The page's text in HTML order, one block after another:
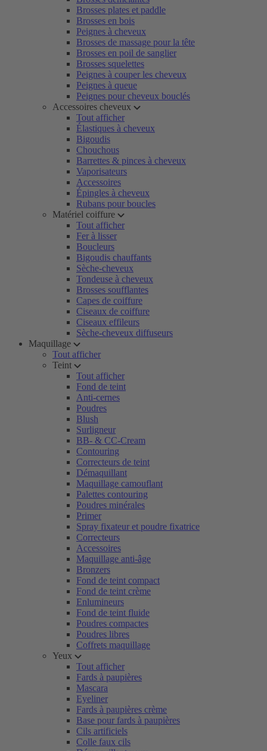
Brosses plates et paddle
Brosses en bois
Peignes à cheveux
Brosses de massage pour la tête
Brosses en poil de sanglier
Brosses squelettes
Peignes à couper les cheveux
Peignes à queue
Peignes pour cheveux bouclés
Accessoires cheveux
Tout afficher
Élastiques à cheveux
Bigoudis
Chouchous
Barrettes & pinces à cheveux
Vaporisateurs
Accessoires
Épingles à cheveux
Rubans pour boucles
Matériel coiffure
Tout afficher
Fer à lisser
Boucleurs
Bigoudis chauffants
Sèche-cheveux
Tondeuse à cheveux
Brosses soufflantes
Capes de coiffure
Ciseaux de coiffure
Ciseaux effileurs
Sèche-cheveux diffuseurs
Maquillage
Tout afficher
Teint
Tout afficher
Fond de teint
Anti-cernes
Poudres
Blush
Surligneur
BB- & CC-Cream
Contouring
Correcteurs de teint
Démaquillant
Maquillage camouflant
Palettes contouring
Poudres minérales
Primer
Spray fixateur et poudre fixatrice
Correcteurs
Accessoires
Maquillage anti-âge
Bronzers
Fond de teint compact
Fond de teint crème
Enlumineurs
Fond de teint fluide
Poudres compactes
Poudres libres
Coffrets maquillage
Yeux
Tout afficher
Fards à paupières
Mascara
Eyeliner
Fards à paupières crème
Base pour fards à paupières
Cils artificiels
Colle faux cils